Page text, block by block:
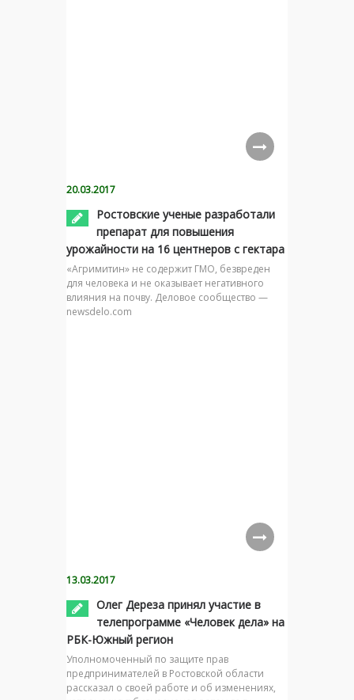
20.03.2017
Ростовские ученые разработали
препарат для повышения
урожайности на 16 центнеров с гектара
«Агримитин» не содержит ГМО, безвреден
для человека и не оказывает негативного
влияния на почву. Деловое сообщество —
newsdelo.com
13.03.2017
Олег Дереза принял участие в
телепрограмме «Человек дела» на
РБК-Южный регион
Уполномоченный по защите прав
предпринимателей в Ростовской области
рассказал о своей работе и об изменениях,